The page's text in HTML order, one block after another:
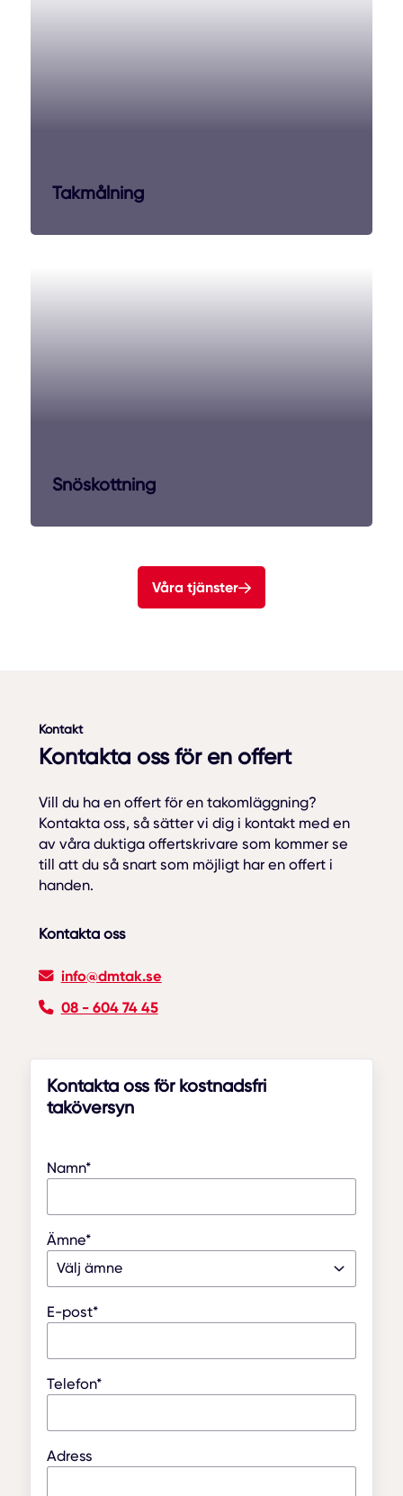
Takmålning
Snöskottning
Våra tjänster
Kontakt
Kontakta oss för en offert
Vill du ha en offert för en takomläggning?
Kontakta oss, så sätter vi dig i kontakt med en
av våra duktiga offertskrivare som kommer se
till att du så snart som möjligt har en offert i
handen.
Kontakta oss
info@dmtak.se
08 - 604 74 45
Kontakta oss för kostnadsfri
taköversyn
Namn*
Ämne*
E-post*
Telefon*
Adress